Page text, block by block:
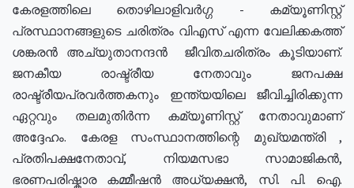
കേരളത്തിലെ തൊഴിലാളിവർഗ്ഗ - കമ്യൂണിസ്റ്റ്
പ്രസ്ഥാനങ്ങളുടെ ചരിത്രം വിഎസ് എന്ന വേലിക്കകത്ത്
ശങ്കരൻ അച്യുതാനന്ദൻ ജീവിതചരിത്രം കൂടിയാണ്.
ജനകീയ രാഷ്ട്രീയ നേതാവും ജനപക്ഷ
രാഷ്ട്രീയപ്രവർത്തകനും ഇന്ത്യയിലെ ജീവിച്ചിരിക്കുന്ന
ഏറ്റവും തലമുതിർന്ന കമ്യൂണിസ്റ്റ് നേതാവുമാണ്
അദ്ദേഹം. കേരള സംസ്ഥാനത്തിന്റെ മുഖ്യമന്ത്രി ,
പ്രതിപക്ഷനേതാവ്, നിയമസഭാ സാമാജികൻ,
ഭരണപരിഷ്കാര കമ്മീഷൻ അധ്യക്ഷൻ, സി. പി. ഐ.